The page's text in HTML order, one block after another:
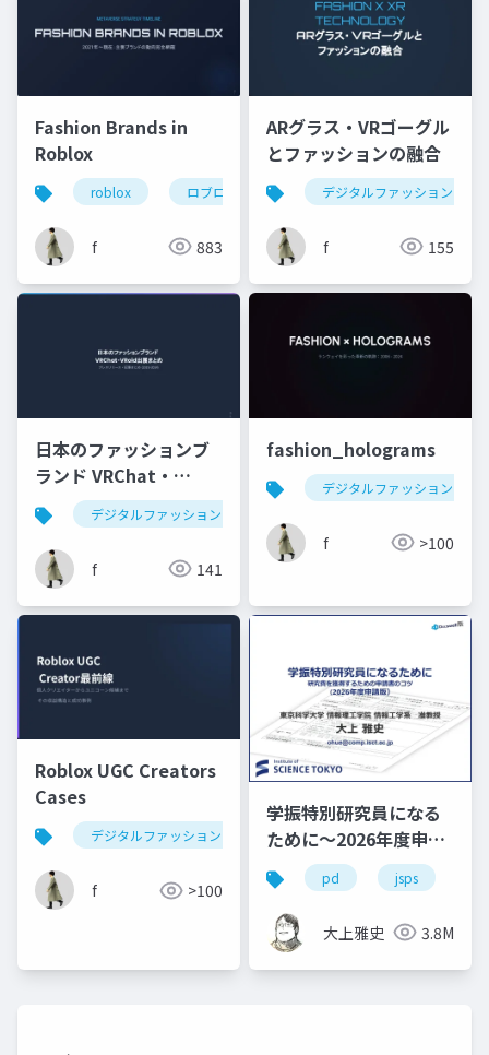
Fashion Brands in
Roblox
roblox ロブロックス デジタルファッション
f 883
ARグラス・VRゴーグル
とファッションの融合
デジタルファッション
f 155
日本のファッションブ
ランド VRChat・
VRoid出展まとめ
デジタルファッション
f 141
fashion_holograms
デジタルファッション
f >100
Roblox UGC Creators
Cases
デジタルファッション fashion roblox
f >100
学振特別研究員になる
ために～2026年度申請
版
pd jsps
大上雅史 3.8M